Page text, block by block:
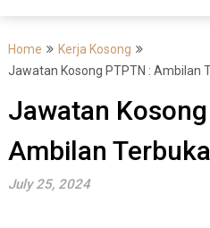
Home
Kerja Kosong
Jawatan Kosong PTPTN : Ambilan
Jawatan
Ambilan
July 25, 2024